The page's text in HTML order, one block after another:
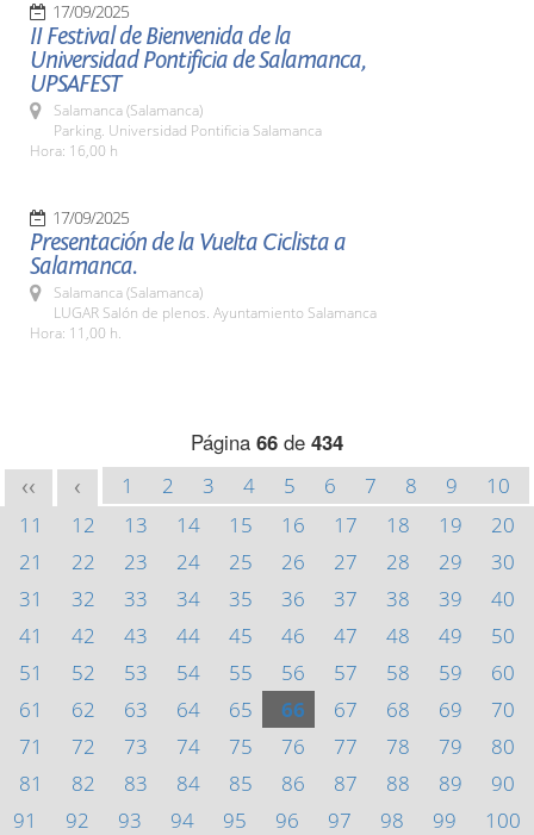
17/09/2025
II Festival de Bienvenida de la
Universidad Pontificia de Salamanca,
UPSAFEST
Salamanca (Salamanca)
Parking. Universidad Pontificia Salamanca
Hora: 16,00 h
17/09/2025
Presentación de la Vuelta Ciclista a
Salamanca.
Salamanca (Salamanca)
LUGAR Salón de plenos. Ayuntamiento Salamanca
Hora: 11,00 h.
Página 66 de 434
<< < 1 2 3 4 5 6 7 8 9
10
11
12 13 14 15 16 17 18 19
20
21
22 23 24 25 26 27 28 29
30
31
32 33 34 35 36 37 38 39
40
41
42 43 44 45 46 47 48 49
50
51
52 53 54 55 56 57 58 59
60
61
62 63 64 65 66 67 68 69
70
71
72 73 74 75 76 77 78 79
80
81
82 83 84 85 86 87 88 89
90
91
92 93 94 95 96 97 98 99
100